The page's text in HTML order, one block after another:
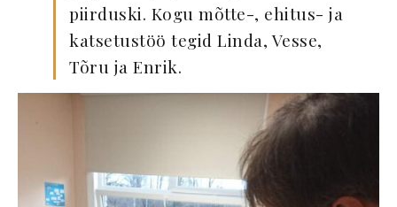
piirduski. Kogu mõtte-, ehitus- ja
katsetustöö tegid Linda, Vesse,
Tõru ja Enrik.